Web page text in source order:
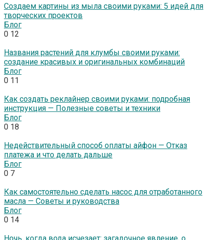
Создаем картины из мыла своими руками: 5 идей для
творческих проектов
Блог
0 12
Названия растений для клумбы своими руками:
создание красивых и оригинальных комбинаций
Блог
0 11
Как создать реклайнер своими руками: подробная
инструкция — Полезные советы и техники
Блог
0 18
Недействительный способ оплаты айфон — Отказ
платежа и что делать дальше
Блог
0 7
Как самостоятельно сделать насос для отработанного
масла — Советы и руководства
Блог
0 14